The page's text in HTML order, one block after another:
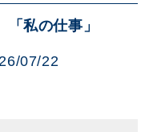
私の仕事」
07/22